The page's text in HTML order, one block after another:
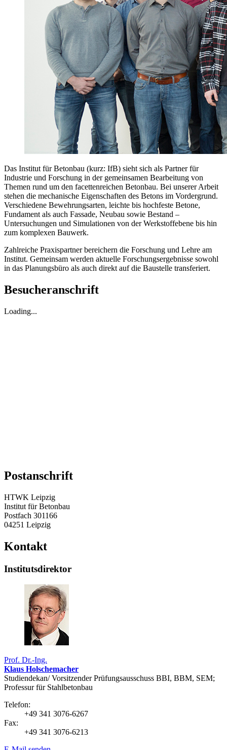
Das Institut für Betonbau (kurz: IfB) sieht sich als Partner für
Industrie und Forschung in der gemeinsamen Bearbeitung von
Themen rund um den facettenreichen Betonbau. Bei unserer Arbeit
stehen die mechanische Eigenschaften des Betons im Vordergrund.
Verschiedene Bewehrungsarten, leichte bis hochfeste Betone,
Fundament als auch Fassade, Neubau sowie Bestand –
Untersuchungen und Simulationen von der Werkstoffebene bis hin
zum komplexen Bauwerk.
Zahlreiche Praxispartner bereichern die Forschung und Lehre am
Institut. Gemeinsam werden aktuelle Forschungsergebnisse sowohl
in das Planungsbüro als auch direkt auf die Baustelle transferiert.
Besucheranschrift
Loading...
Postanschrift
HTWK Leipzig
Institut für Betonbau
Postfach 301166
04251 Leipzig
Kontakt
Institutsdirektor
Prof. Dr.-Ing.
Klaus Holschemacher
Studiendekan/ Vorsitzender Prüfungsausschuss BBI, BBM, SEM;
Professur für Stahlbetonbau
Telefon:
+49 341 3076-6267
Fax:
+49 341 3076-6213